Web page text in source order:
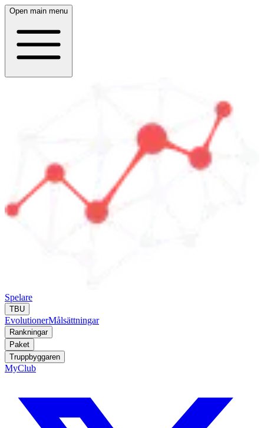
Open main menu
Spelare
TBU
EvolutionerMålsättningar
Rankningar
Paket
Truppbyggaren
MyClub